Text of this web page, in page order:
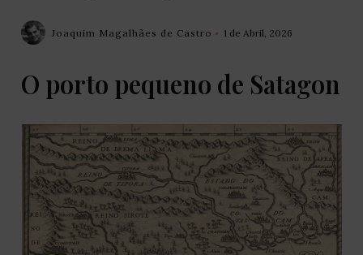
Joaquim Magalhães de Castro 1 de Abril, 2026
O porto pequeno de Satagon